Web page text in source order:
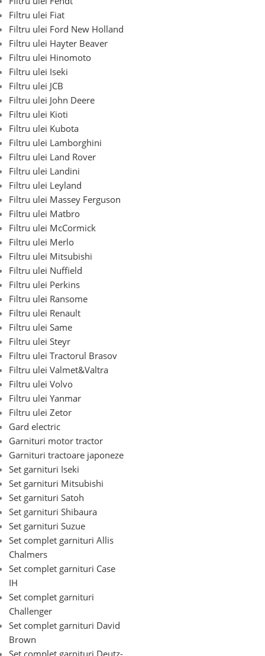
Filtru ulei Fiat
Filtru ulei Ford New Holland
Filtru ulei Hayter Beaver
Filtru ulei Hinomoto
Filtru ulei Iseki
Filtru ulei JCB
Filtru ulei John Deere
Filtru ulei Kioti
Filtru ulei Kubota
Filtru ulei Lamborghini
Filtru ulei Land Rover
Filtru ulei Landini
Filtru ulei Leyland
Filtru ulei Massey Ferguson
Filtru ulei Matbro
Filtru ulei McCormick
Filtru ulei Merlo
Filtru ulei Mitsubishi
Filtru ulei Nuffield
Filtru ulei Perkins
Filtru ulei Ransome
Filtru ulei Renault
Filtru ulei Same
Filtru ulei Steyr
Filtru ulei Tractorul Brasov
Filtru ulei Valmet&Valtra
Filtru ulei Volvo
Filtru ulei Yanmar
Filtru ulei Zetor
Gard electric
Garnituri motor tractor
Garnituri tractoare japoneze
Set garnituri Iseki
Set garnituri Mitsubishi
Set garnituri Satoh
Set garnituri Shibaura
Set garnituri Suzue
Set complet garnituri Allis
Chalmers
Set complet garnituri Case
IH
Set complet garnituri
Challenger
Set complet garnituri David
Brown
Set complet garnituri Deutz-